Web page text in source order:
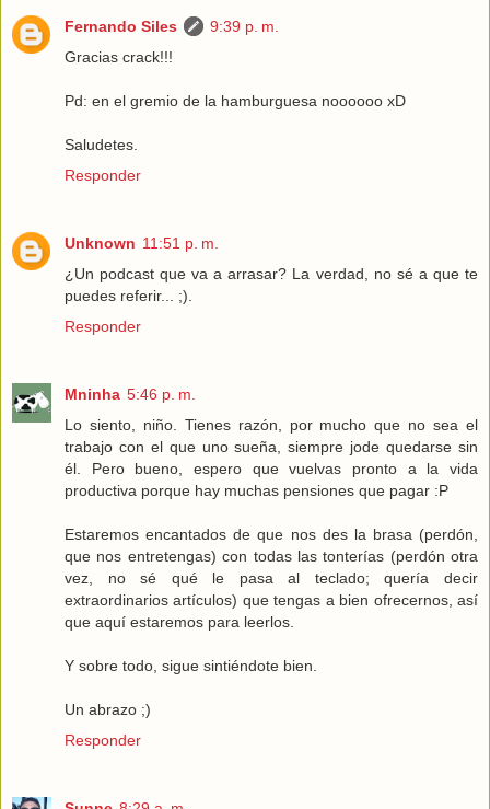
Fernando Siles
9:39 p. m.
Gracias crack!!!
Pd: en el gremio de la hamburguesa noooooo xD
Saludetes.
Responder
Unknown 11:51 p. m.
¿Un podcast que va a arrasar? La verdad, no sé a que te
puedes referir... ;).
Responder
Mninha 5:46 p. m.
Lo siento, niño. Tienes razón, por mucho que no sea el
trabajo con el que uno sueña, siempre jode quedarse sin
él. Pero bueno, espero que vuelvas pronto a la vida
productiva porque hay muchas pensiones que pagar :P
Estaremos encantados de que nos des la brasa (perdón,
que nos entretengas) con todas las tonterías (perdón otra
vez, no sé qué le pasa al teclado; quería decir
extraordinarios artículos) que tengas a bien ofrecernos, así
que aquí estaremos para leerlos.
Y sobre todo, sigue sintiéndote bien.
Un abrazo ;)
Responder